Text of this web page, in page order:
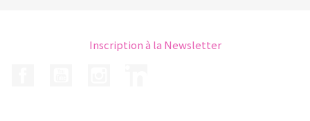
Inscription à la Newsletter